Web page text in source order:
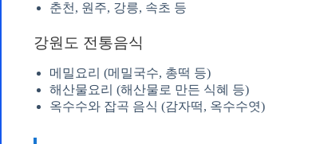
춘천, 원주, 강릉, 속초 등
강원도 전통음식
메밀요리 (메밀국수, 총떡 등)
해산물요리 (해산물로 만든 식혜 등)
옥수수와 잡곡 음식 (감자떡, 옥수수엿)